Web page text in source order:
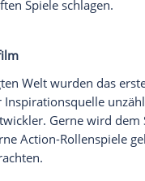
Sie kämpften,
das sie sich
Gerüst einer
weiter und
Shigeru Miyamoto